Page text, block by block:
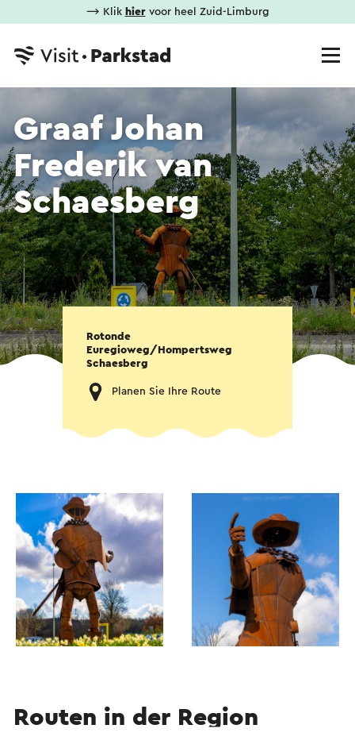
⟶ Klik hiervoor heel Zuid-Limburg
Graaf Johan
Frederik van
Schaesberg
Rotonde
Euregioweg/Hompertsweg
Schaesberg
Planen Sie Ihre Route
Routen in der Region